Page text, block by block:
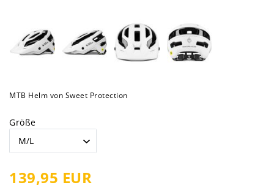
MTB Helm von Sweet Protection
Größe
139,95 EUR